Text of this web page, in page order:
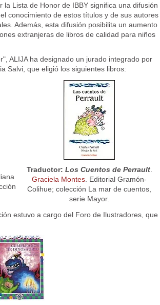
la Lista de Honor de IBBY significa una difusión
conocimiento de estos títulos y de sus autores
Además, esta difusión posibilita un aumento
extranjeras de libros de calidad para niños
ALIJA ha designado un jurado integrado por
Salvi, que eligió los siguientes libros:
Traductor: Los Cuentos de Perrault.
Graciela Montes . Editorial Gramón-
Colihue; colección La mar de cuentos,
serie Mayor.
estuvo a cargo del Foro de Ilustradores, que